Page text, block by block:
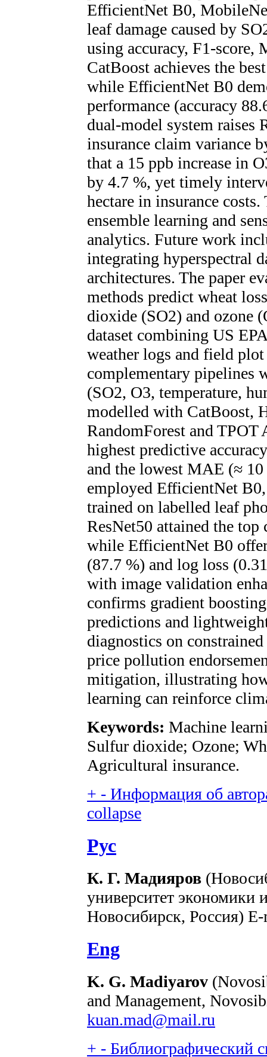
EfficientNet B0,
leaf damage caused by
using accuracy, F1-score,
CatBoost achieves the
while EfficientNet B0
performance (accuracy
dual-model system raises
insurance claim variance
that a 15 ppb increase in
by 4.7 %, yet timely
hectare in insurance
ensemble learning and
analytics. Future work
integrating hyperspectral
architectures. The paper
methods predict wheat
dioxide (SO2) and ozone
dataset combining US
weather logs and field
complementary pipelines
(SO2, O3, temperature,
modelled with CatBoost,
RandomForest and
highest predictive
and the lowest MAE (≈
employed EfficientNet
trained on labelled leaf
ResNet50 attained the
while EfficientNet B0
(87.7 %) and log loss
with image validation
confirms gradient
predictions and
diagnostics on
price pollution
mitigation, illustrating
learning can reinforce
Keywords: Machine
Sulfur dioxide; Ozone;
Agricultural insurance.
+ - Информация об
collapse
Рус
К. Г. Мадияров
университет
Новосибирск, Россия)
Eng
K. G. Madiyarov
and Management,
kuan.mad@mail.ru
+ - Библиографический